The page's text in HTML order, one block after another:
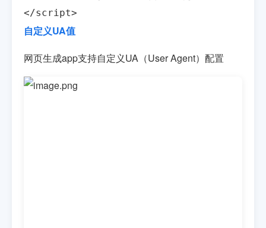
</script>
自定义UA值
网页生成app支持自定义UA（User Agent）配置